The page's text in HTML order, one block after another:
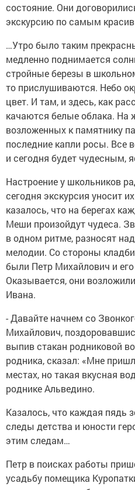
состояние. Они
экскурсию по самым
…Утро было таким
медленно поднимается
стройные березы в
то прислушиваются. Небо
цвет. И там, и здесь, как
качаются белые облака. На
возложенных к памятнику
последние капли росы. Все
и сегодня будет чудесным,
Настроение у школьников
сегодня экскурсия уносит
казалось, что на берегах
Меши произойдут чудеса.
в одном ритме, разносят
мелодии. Со стороны
были Петр Михайлович и
Оказывается, они
Ивана.
- Давайте начнем со
Михайлович,
выпив стакан родниковой
родника, сказал: «Мне
местах, но такая вкусная
роднике Альведино.
Казалось, что каждая пядь
следы детства и юности
этим следам…
Петр в поисках работы
усадьбу помещика